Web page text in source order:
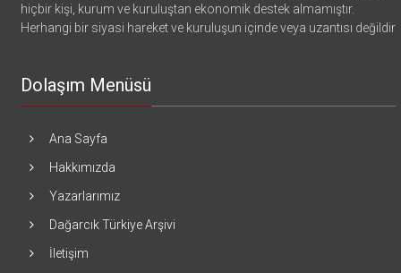
hiçbir kişi, kurum ve kuruluştan ekonomik destek almamıştır.
Herhangi bir siyasi hareket ve kuruluşun içinde veya uzantısı değildir
Dolaşım Menüsü
Ana Sayfa
Hakkımızda
Yazarlarımız
Dağarcık Türkiye Arşivi
İletişim